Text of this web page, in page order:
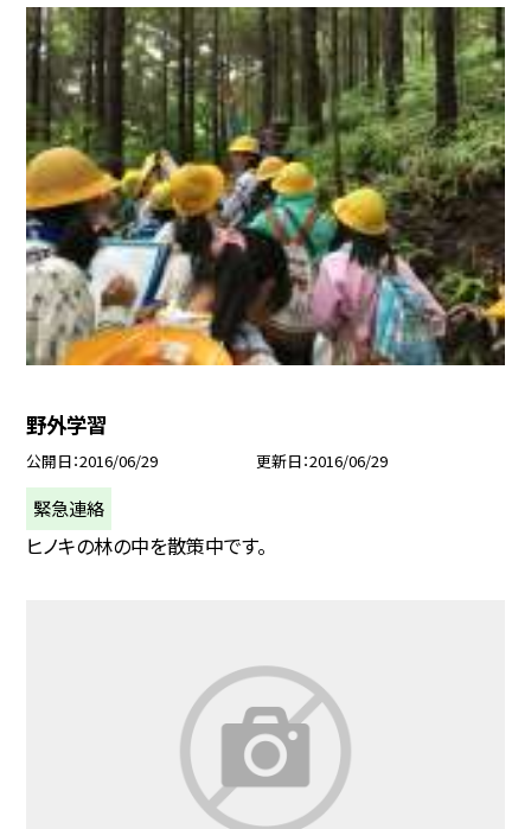
野外学習
公開日 2016/06/29 更新日 2016/06/29
緊急連絡
ヒノキの林の中を散策中です。